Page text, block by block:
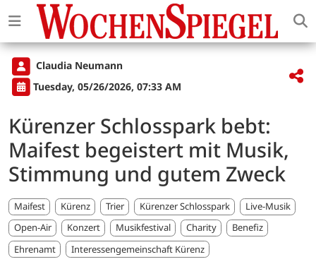
Claudia Neumann
Tuesday, 05/26/2026, 07:33 AM
Kürenzer Schlosspark bebt:
Maifest begeistert mit Musik,
Stimmung und gutem Zweck
Maifest Kürenz Trier Kürenzer Schlosspark
Live-Musik
Open-Air
Konzert Musikfestival Charity
Benefiz
Ehrenamt
Interessengemeinschaft Kürenz